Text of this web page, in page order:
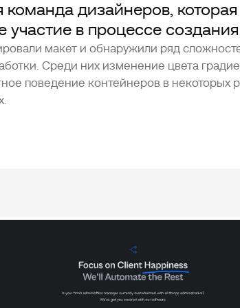
команда дизайнеров, которая
участие в процессе создания
макет и обнаружили ряд
Среди них изменение цвета
поведение контейнеров в некоторых